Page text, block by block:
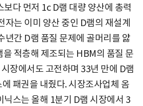
보다 먼저 1c D램 대량 양산에 총력
자는 이미 양산 중인 D램의 재설계
년간 D램 품질 문제에 골머리를 앓
을 적층해 제조되는 HBM의 품질 문
장에서도 고전하며 33년 만에 D램
패권을 내줬다. 시장조사업체 옴
닉스는 올해 1분기 D램 시장에서 3